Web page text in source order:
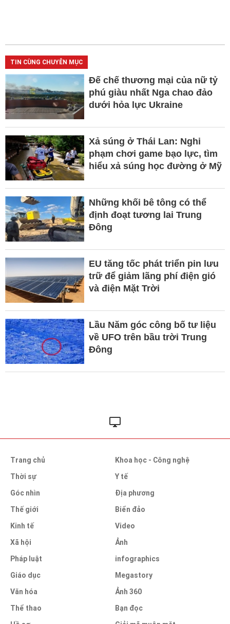
TIN CÙNG CHUYÊN MỤC
Đế chế thương mại của nữ tỷ
phú giàu nhất Nga chao đảo
dưới hỏa lực Ukraine
Xả súng ở Thái Lan: Nghi
phạm chơi game bạo lực, tìm
hiểu xả súng học đường ở Mỹ
Những khối bê tông có thể
định đoạt tương lai Trung
Đông
EU tăng tốc phát triển pin lưu
trữ để giảm lãng phí điện gió
và điện Mặt Trời
Lầu Năm góc công bố tư liệu
về UFO trên bầu trời Trung
Đông
Trang chủ
Thời sự
Góc nhìn
Thế giới
Kinh tế
Xã hội
Pháp luật
Giáo dục
Văn hóa
Thể thao
Khoa học - Công nghệ
Y tế
Địa phương
Biển đảo
Video
Ảnh
infographics
Megastory
Ảnh 360
Bạn đọc